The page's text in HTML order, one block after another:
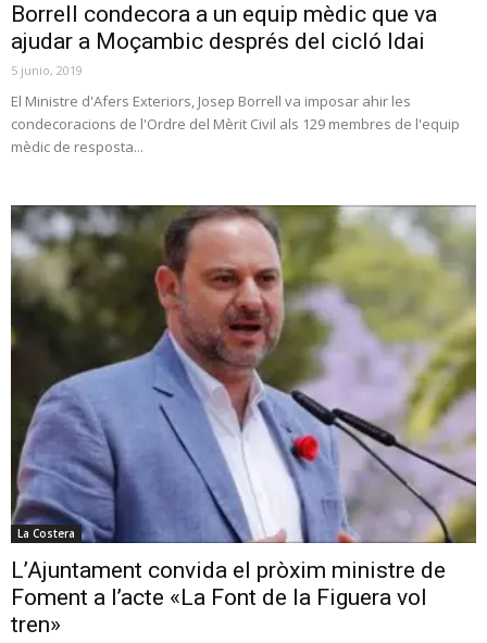
Borrell condecora a un equip mèdic que va
ajudar a Moçambic després del cicló Idai
5 junio, 2019
El Ministre d'Afers Exteriors, Josep Borrell va imposar ahir les
condecoracions de l'Ordre del Mèrit Civil als 129 membres de l'equip
mèdic de resposta...
La Costera
L’Ajuntament convida el pròxim ministre de
Foment a l’acte «La Font de la Figuera vol
tren»